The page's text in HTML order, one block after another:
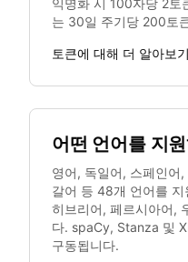
익명화 시 100자당 2토
는 30일 주기당 200토
토큰에 대해 더 알아보
어떤 언어를 지
영어, 독일어, 스페인어
갈어 등 48개 언어를
히브리어, 페르시아어,
다. spaCy, Stanza 및
구동됩니다.